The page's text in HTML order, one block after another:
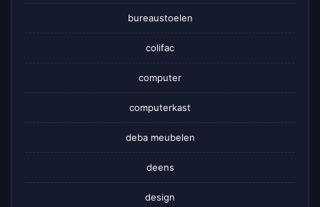
bureaustoelen
colifac
computer
computerkast
deba meubelen
deens
design